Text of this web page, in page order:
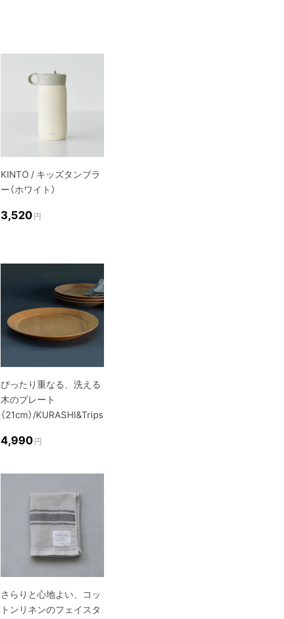
KINTO / キッズタンブラ
ー（ホワイト）
3,520円
ぴったり重なる、洗える
木のプレート
（21cm）/KURASHI&Trips
4,990円
さらりと心地よい、コッ
トンリネンのフェイスタ